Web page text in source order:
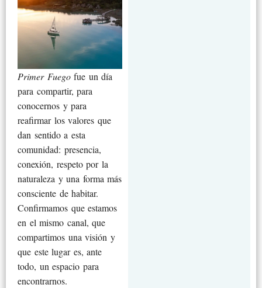
Primer Fuegofue un día
para compartir, para
conocernos y para
reafirmar los valores que
dan sentido a esta
comunidad: presencia,
conexión, respeto por la
naturaleza y una forma más
consciente de habitar.
Confirmamos que estamos
en el mismo canal, que
compartimos una visión y
que este lugar es, ante
todo, un espacio para
encontrarnos.